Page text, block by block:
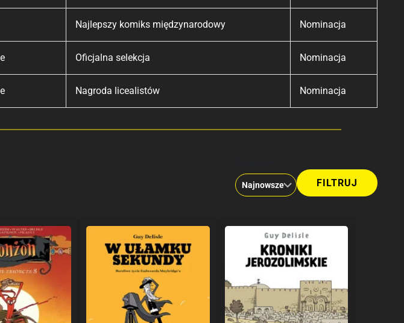
Najlepszy komiks międzynarodowy Nominacja
Oficjalna selekcja Nominacja
Nagroda licealistów Nominacja